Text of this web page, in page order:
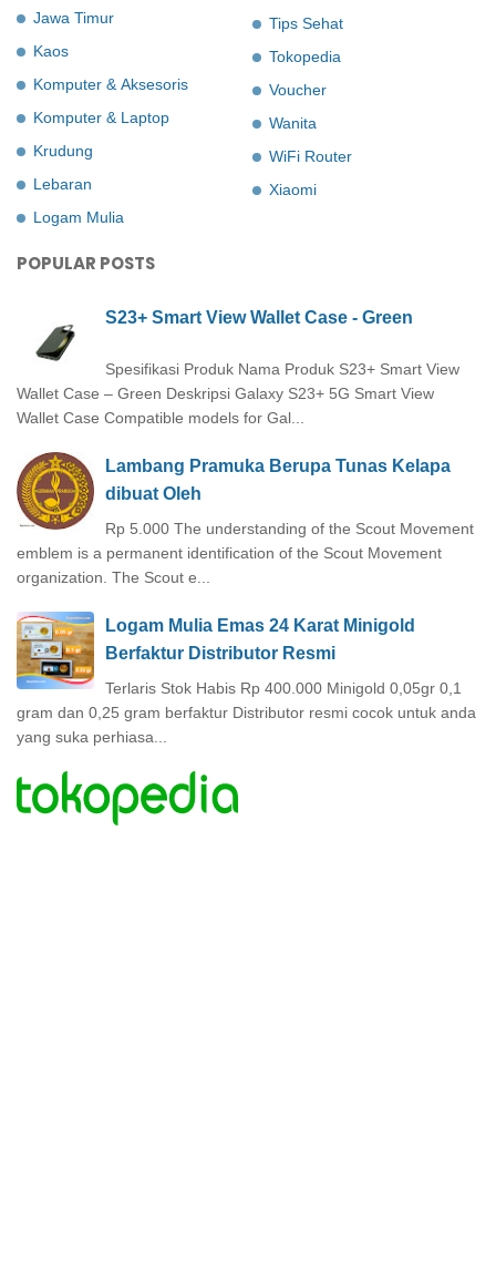
Jawa Timur
Kaos
Komputer & Aksesoris
Komputer & Laptop
Krudung
Lebaran
Logam Mulia
Tips Sehat
Tokopedia
Voucher
Wanita
WiFi Router
Xiaomi
POPULAR POSTS
S23+ Smart View Wallet Case - Green
Spesifikasi Produk Nama Produk S23+ Smart View
Wallet Case – Green Deskripsi Galaxy S23+ 5G Smart View
Wallet Case Compatible models for Gal...
Lambang Pramuka Berupa Tunas Kelapa
dibuat Oleh
Rp 5.000 The understanding of the Scout Movement
emblem is a permanent identification of the Scout Movement
organization. The Scout e...
Logam Mulia Emas 24 Karat Minigold
Berfaktur Distributor Resmi
Terlaris Stok Habis Rp 400.000 Minigold 0,05gr 0,1
gram dan 0,25 gram berfaktur Distributor resmi cocok untuk anda
yang suka perhiasa...